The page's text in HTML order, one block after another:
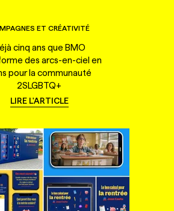
ET CRÉATIVITÉ
cinq ans que BMO
des arcs-en-ciel en
pour la communauté
2SLGBTQ+
LIRE L'ARTICLE